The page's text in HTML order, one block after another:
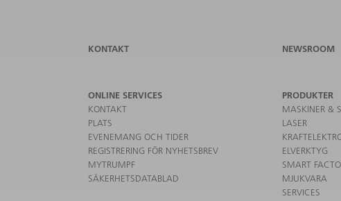
KONTAKT NEWSROOM
ONLINE SERVICES
KONTAKT
PLATS
EVENEMANG OCH TIDER
REGISTRERING FÖR NYHETSBREV
MYTRUMPF
SÄKERHETSDATABLAD
PRODUKTER
MASKINER &
LASER
ELVERKTYG
SMART
MJUKVARA
SERVICES